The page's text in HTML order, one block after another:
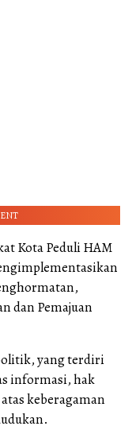
Kota Peduli HAM
dan Pemajuan
yang terdiri
informasi, hak
keberagaman